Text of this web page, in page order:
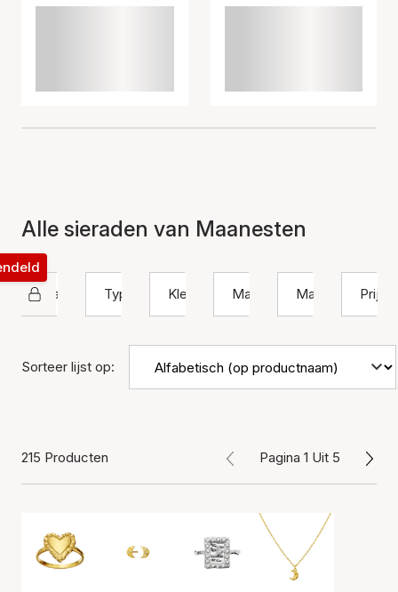
Alle sieraden van Maanesten
MaanestenType
Kleur Materiaal Maat Prijs
Sorteer lijst op:
215 Producten Pagina 1 Uit 5